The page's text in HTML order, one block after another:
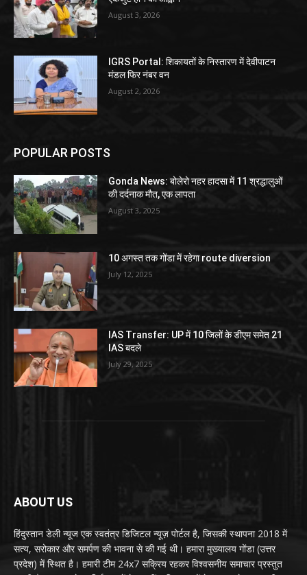
August 3, 2026
IGRS Portal: शिकायतों के निस्तारण में देवीपाटन
मंडल फिर नंबर वन
August 2, 2026
POPULAR POSTS
Gonda News: बोलेरो नहर हादसा में 11 श्रद्धालुओं
की दर्दनाक मौत, एक लापता
August 3, 2025
10 अगस्त तक गोंडा में रहेगा route diversion
July 12, 2025
IAS Transfer: UP में 10 जिलों के डीएम समेत 21
IAS बदले
July 29, 2025
ABOUT US
हिंदुस्तान डेली न्यूज एक स्वतंत्र डिजिटल न्यूज़ पोर्टल है, जिसकी स्थापना 2018 में
सत्य, सरोकार और समर्पण की भावना से की गई थी। हमारा मुख्यालय गोंडा (उत्तर
प्रदेश) में स्थित है। हमारी टीम 24x7 सक्रिय रहकर विश्वसनीय समाचार प्रस्तुत